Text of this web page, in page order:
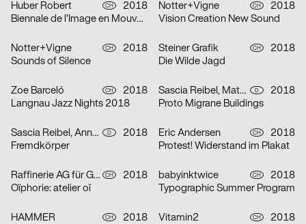
Huber Robert CH
2018
Biennale de l’Image en Mouvement 2018
Notter+Vigne CH
2018
Vision Creation New Sound
Notter+Vigne CH
2018
Sounds of Silence
Steiner Grafik CH
2018
Die Wilde Jagd
Zoe Barceló CH
2018
Langnau Jazz Nights 2018
Sascia Reibel, Mathias Lempart D
2018
Proto Migrane Buildings
Sascia Reibel, Anna Cairns D
2018
Fremdkörper
Eric Andersen CH
2018
Protest! Widerstand im Plakat
Raffinerie AG für Gestaltung CH
2018
Oïphorie: atelier oï
babyinktwice CH
2018
Typographic Summer Program
HAMMER CH
2018
Vitamin2 CH
2018